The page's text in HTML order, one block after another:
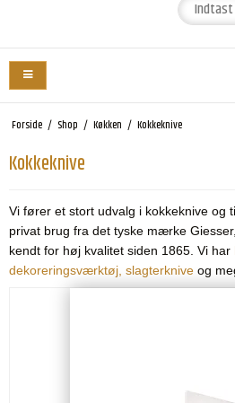
Forside / Shop / Køkken / Kokkeknive
Kokkeknive
Vi fører et stort udvalg i kokkeknive og
privat brug fra det tyske mærke
kendt for høj kvalitet siden 1865. Vi har
dekoreringsværktøj slagterknive og